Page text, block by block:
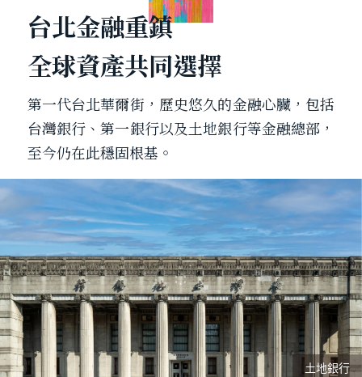
台北金融重鎮
全球資產共同選擇
第一代台北華爾街，歷史悠久的金融心臟，包括
台灣銀行、第一銀行以及土地銀行等金融總部，
至今仍在此穩固根基。
土地銀行